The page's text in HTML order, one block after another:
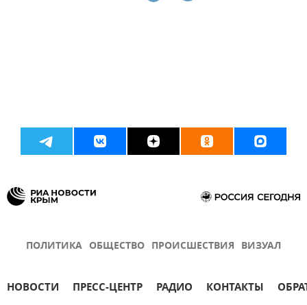
ПОЛИТИКА ОБЩЕСТВО ПРОИСШЕСТВИЯ ВИЗУАЛ
НОВОСТИ ПРЕСС-ЦЕНТР РАДИО КОНТАКТЫ